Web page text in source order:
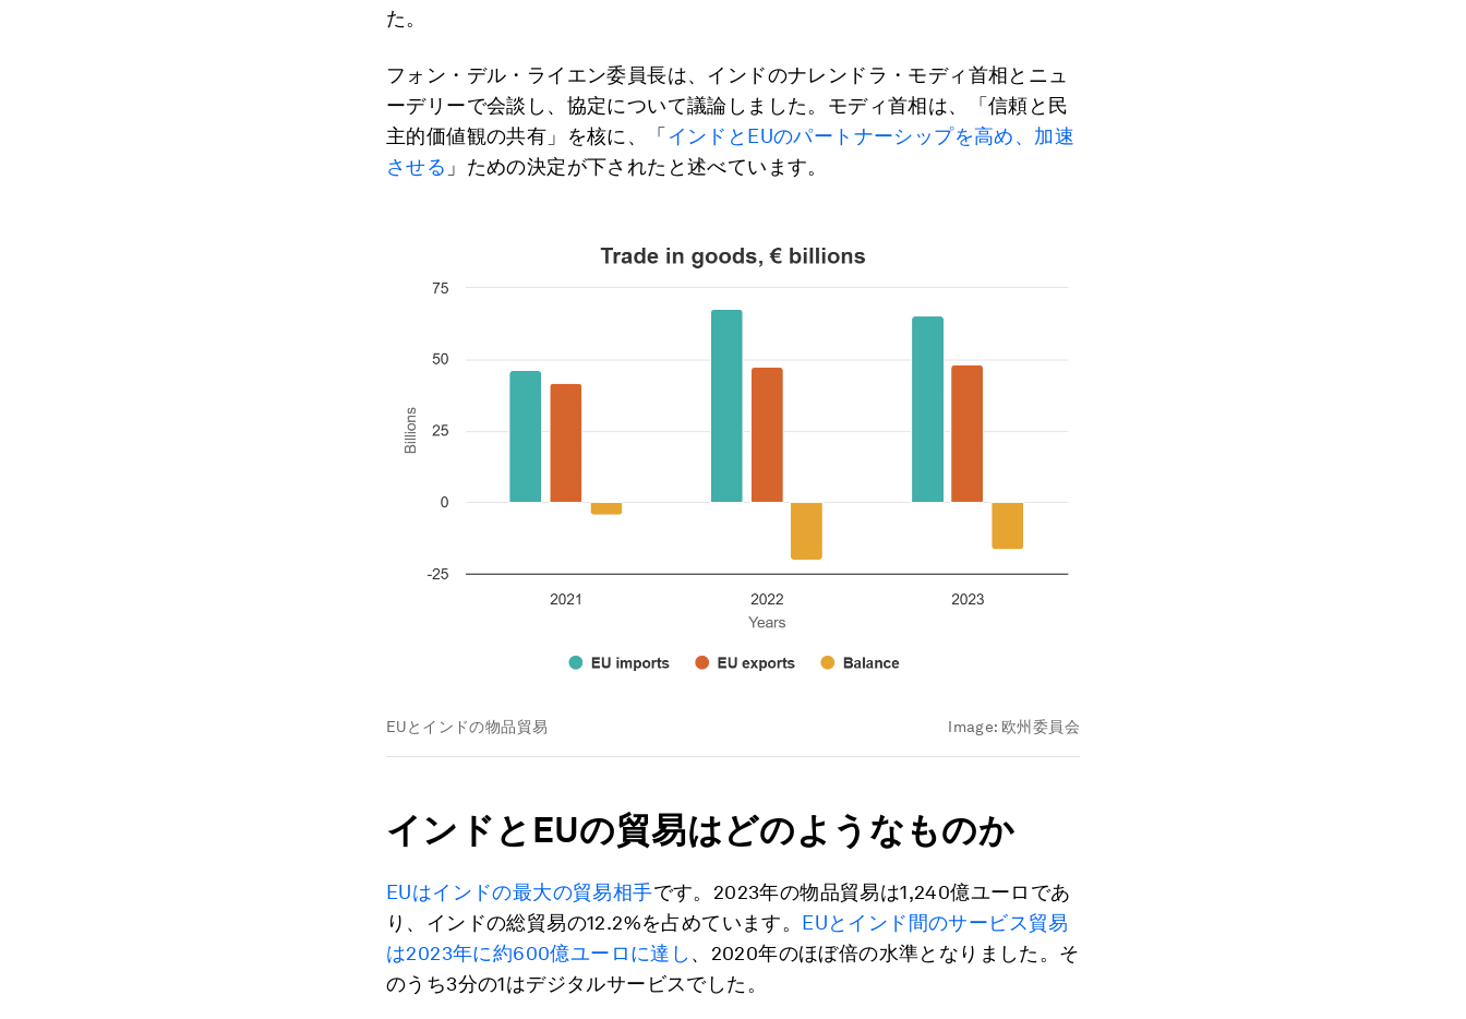
た。
フォン・デル・ライエン委員長は、インドのナレンドラ・モディ首相とニュ
ーデリーで会談し、協定について議論しました。モディ首相は、「信頼と民
主的価値観の共有」を核に、「 インドとEUのパートナーシップを高め、加速
させる 」ための決定が下されたと述べています。
EUとインドの物品貿易 Image: 欧州委員会
インドとEUの貿易はどのようなものか
EUはインドの最大の貿易相手です。2023年の物品貿易は1,240億ユーロであ
り、インドの総貿易の12.2%を占めています。 EUとインド間のサービス貿易
は2023年に約600億ユーロに達し 、2020年のほぼ倍の水準となりました。そ
のうち3分の1はデジタルサービスでした。